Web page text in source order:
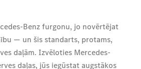
Benz furgonu, jo novērtējat
— un šis standarts, protams,
daļām. Izvēloties Mercedes-
daļas, jūs iegūstat augstākos